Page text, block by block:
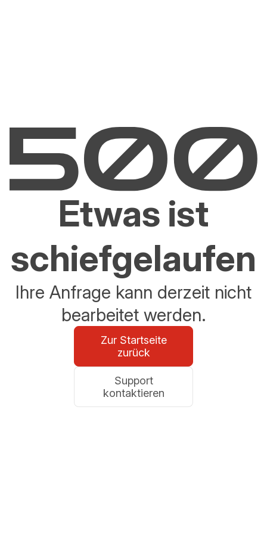
Etwas ist
schiefgelaufen
Ihre Anfrage kann derzeit nicht
bearbeitet werden.
Zur Startseite
zurück
Support
kontaktieren